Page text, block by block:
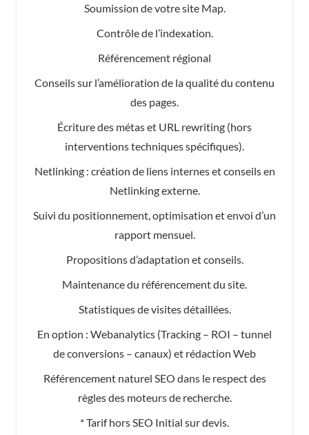
Soumission de votre site Map.
Contrôle de l’indexation.
Référencement régional
Conseils sur l’amélioration de la qualité du contenu
des pages.
Écriture des métas et URL rewriting (hors
interventions techniques spécifiques).
Netlinking : création de liens internes et conseils en
Netlinking externe.
Suivi du positionnement, optimisation et envoi d’un
rapport mensuel.
Propositions d’adaptation et conseils.
Maintenance du référencement du site.
Statistiques de visites détaillées.
En option : Webanalytics (Tracking – ROI – tunnel
de conversions – canaux) et rédaction Web
Référencement naturel SEO dans le respect des
règles des moteurs de recherche.
* Tarif hors SEO Initial sur devis.